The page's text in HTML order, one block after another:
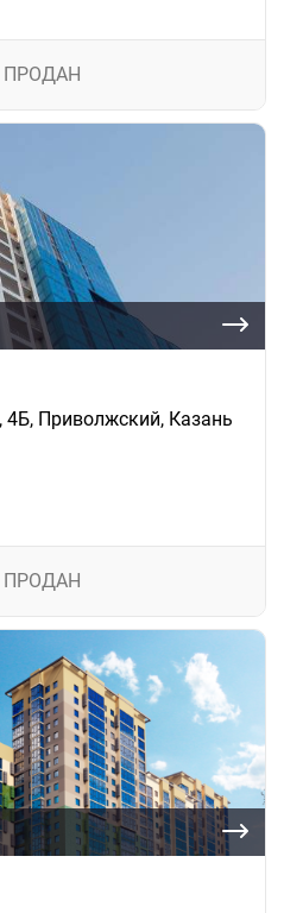
4Б, Приволжский, Казань